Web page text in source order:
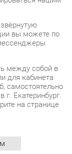
собой в
кабинета
Екатеринбург.
на странице